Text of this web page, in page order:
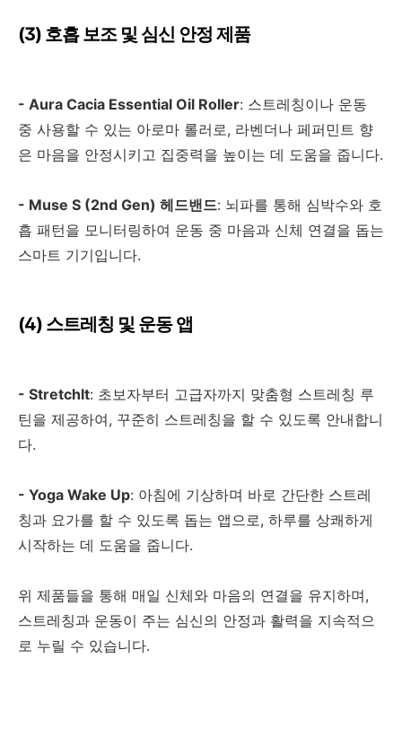
(3) 호흡 보조 및 심신 안정 제품
- Aura Cacia Essential Oil Roller: 스트레칭이나 운동
중 사용할 수 있는 아로마 롤러로, 라벤더나 페퍼민트 향
은 마음을 안정시키고 집중력을 높이는 데 도움을 줍니다.
- Muse S (2nd Gen) 헤드밴드: 뇌파를 통해 심박수와 호
흡 패턴을 모니터링하여 운동 중 마음과 신체 연결을 돕는
스마트 기기입니다.
(4) 스트레칭 및 운동 앱
- Stretchlt: 초보자부터 고급자까지 맞춤형 스트레칭 루
틴을 제공하여, 꾸준히 스트레칭을 할 수 있도록 안내합니
다.
- Yoga Wake Up: 아침에 기상하며 바로 간단한 스트레
칭과 요가를 할 수 있도록 돕는 앱으로, 하루를 상쾌하게
시작하는 데 도움을 줍니다.
위 제품들을 통해 매일 신체와 마음의 연결을 유지하며,
스트레칭과 운동이 주는 심신의 안정과 활력을 지속적으
로 누릴 수 있습니다.